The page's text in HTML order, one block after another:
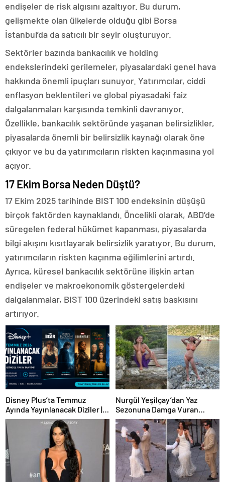
endişeler de risk algısını azaltıyor. Bu durum,
gelişmekte olan ülkelerde olduğu gibi Borsa
İstanbul’da da satıcılı bir seyir oluşturuyor.
Sektörler bazında bankacılık ve holding
endekslerindeki gerilemeler, piyasalardaki genel hava
hakkında önemli ipuçları sunuyor. Yatırımcılar, ciddi
enflasyon beklentileri ve global piyasadaki faiz
dalgalanmaları karşısında temkinli davranıyor.
Özellikle, bankacılık sektöründe yaşanan belirsizlikler,
piyasalarda önemli bir belirsizlik kaynağı olarak öne
çıkıyor ve bu da yatırımcıların riskten kaçınmasına yol
açıyor.
17 Ekim Borsa Neden Düştü?
17 Ekim 2025 tarihinde BIST 100 endeksinin düşüşü
birçok faktörden kaynaklandı. Öncelikli olarak, ABD’de
süregelen federal hükümet kapanması, piyasalarda
bilgi akışını kısıtlayarak belirsizlik yaratıyor. Bu durum,
yatırımcıların riskten kaçınma eğilimlerini artırdı.
Ayrıca, küresel bankacılık sektörüne ilişkin artan
endişeler ve makroekonomik göstergelerdeki
dalgalanmalar, BIST 100 üzerindeki satış baskısını
artırıyor.
Disney Plus’ta Temmuz
Ayında Yayınlanacak Diziler |
2026 Güncel Yayın Takvimi
Nurgül Yeşilçay’dan Yaz
Sezonuna Damga Vuran
Paylaşım